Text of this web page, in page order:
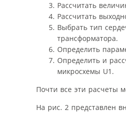
Рассчитать
Рассчитать
Выбрать тип
трансформатора.
Определить
Определить и
микросхемы U1.
Почти все эти расчеты
На рис. 2 представлен